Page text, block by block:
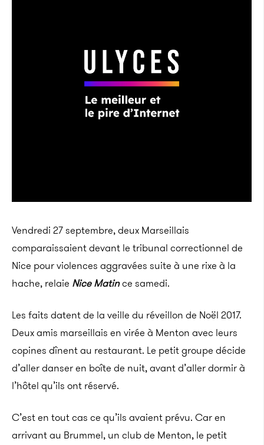
Vendredi 27 septembre, deux Marseillais
comparaissaient devant le tribunal correctionnel de
Nice pour violences aggravées suite à une rixe à la
hache, relaie Nice Matince samedi.
Les faits datent de la veille du réveillon de Noël 2017.
Deux amis marseillais en virée à Menton avec leurs
copines dînent au restaurant. Le petit groupe décide
d’aller danser en boîte de nuit, avant d’aller dormir à
l’hôtel qu’ils ont réservé.
C’est en tout cas ce qu’ils avaient prévu. Car en
arrivant au Brummel, un club de Menton, le petit